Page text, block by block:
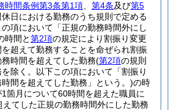
時間条例第3条第1項 第4条及び第5
日における勤務のうち規則で定める
項において「正規の勤務時間外にし
時間と第2項の規定により割振り変更
超えて勤務することを命ぜられ割振
時間を超えてした勤務(第2項の規則
除く。以下この項において「割振り
間を超えてした勤務」という。)の時
箇月について60時間を超えた職員に
てした正規の勤務時間外にした勤務